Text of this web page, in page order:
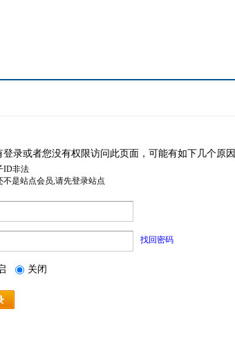
登录或者您没有权限访问此页面，可能有如下几个原因
ID非法
不是站点会员,请先登录站点
找回密码
关闭